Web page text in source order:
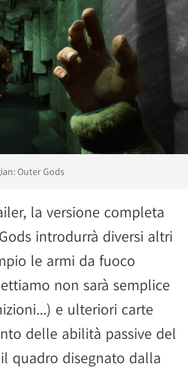
Outer Gods
la versione completa
introdurrà diversi altri
le armi da fuoco
non sarà semplice
e ulteriori carte
delle abilità passive del
quadro disegnato dalla